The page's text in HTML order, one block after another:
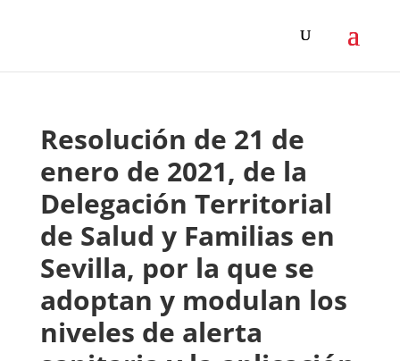
Resolución de 21 de
enero de 2021, de la
Delegación Territorial
de Salud y Familias en
Sevilla, por la que se
adoptan y modulan los
niveles de alerta